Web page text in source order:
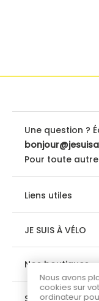
Nous avons
cookies sur
ordinateur
Une question ?
Pour toute
Liens utiles
JE SUIS À VÉLO
Nos boutiques
Suivez-nous